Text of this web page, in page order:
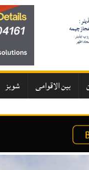
بین الاقوامی شوبز